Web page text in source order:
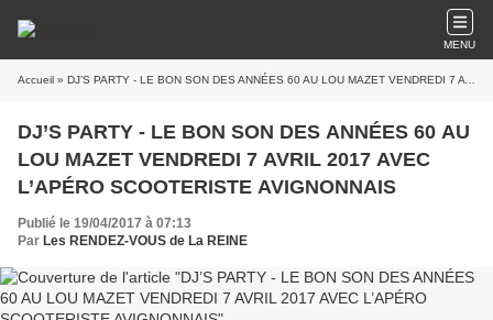
MENU
Accueil » DJ’S PARTY - LE BON SON DES ANNÉES 60 AU LOU MAZET VENDREDI 7 AVRIL 2017 AVEC L’APÉRO SCOOTERISTE AVIGNONNAIS
DJ’S PARTY - LE BON SON DES ANNÉES 60 AU
LOU MAZET VENDREDI 7 AVRIL 2017 AVEC
L’APÉRO SCOOTERISTE AVIGNONNAIS
Publié le 19/04/2017 à 07:13
Par Les RENDEZ-VOUS de La REINE